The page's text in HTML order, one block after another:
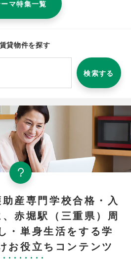
マ特集一覧
貸物件を探す
検索する
産専門学校合格・入
赤堀駅（三重県）周
・単身生活をする学
お役立ちコンテンツ